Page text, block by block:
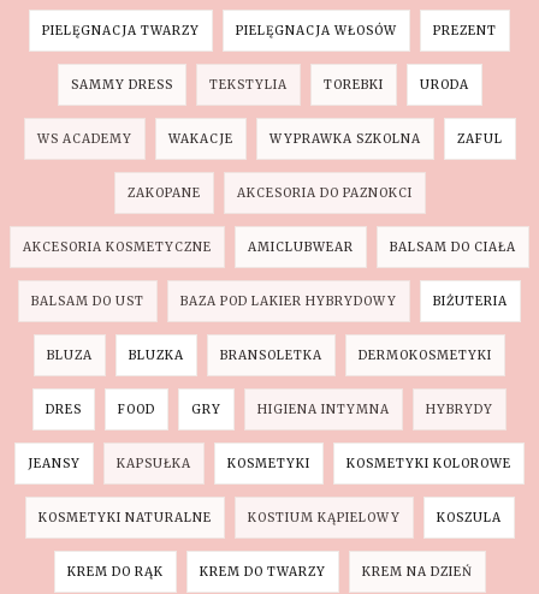
PIELĘGNACJA TWARZY PIELĘGNACJA WŁOSÓW PREZENT
SAMMY DRESS TEKSTYLIA TOREBKI URODA
WS ACADEMY WAKACJE WYPRAWKA SZKOLNA ZAFUL
ZAKOPANE AKCESORIA DO PAZNOKCI
AKCESORIA KOSMETYCZNE AMICLUBWEAR BALSAM DO CIAŁA
BALSAM DO UST BAZA POD LAKIER HYBRYDOWY BIŻUTERIA
BLUZA BLUZKA BRANSOLETKA DERMOKOSMETYKI
DRES FOOD GRY HIGIENA INTYMNA HYBRYDY
JEANSY KAPSUŁKA KOSMETYKI KOSMETYKI KOLOROWE
KOSMETYKI NATURALNE KOSTIUM KĄPIELOWY KOSZULA
KREM DO RĄK KREM DO TWARZY KREM NA DZIEŃ